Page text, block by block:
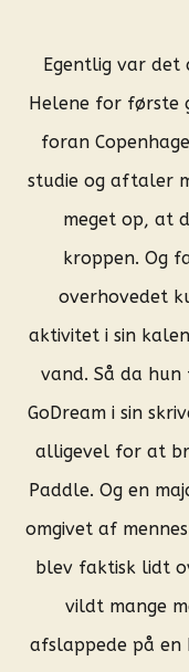
Egentlig var
Helene for første
foran
studie og aftaler
meget op, at
kroppen. Og
overhovedet
aktivitet i sin
vand. Så da
GoDream i sin
alligevel for at
Paddle. Og en
omgivet af
blev faktisk lidt
vildt mange
afslappede på en